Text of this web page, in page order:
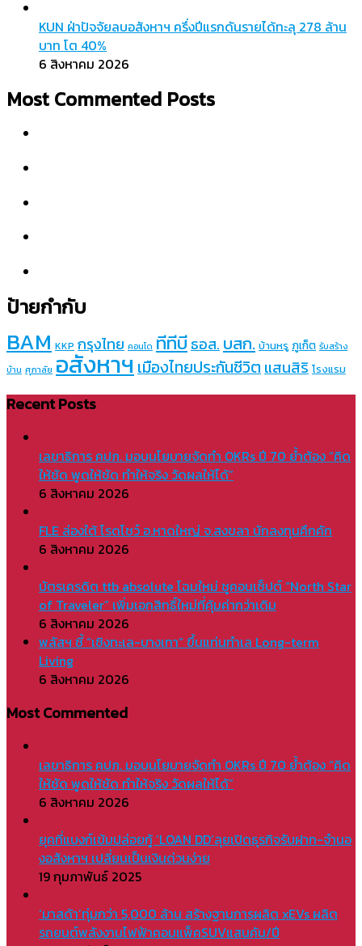
KUN ฝ่าปัจจัยลบอสังหาฯ ครึ่งปีแรกดันรายได้ทะลุ 278 ล้าน
บาท โต 40%
6 สิงหาคม 2026
Most Commented Posts
ป้ายกำกับ
BAM KKP กรุงไทย คอนโด ทีทีบีธอส.บสก. บ้านหรู ภูเก็ต รับสร้าง
บ้าน ศุภาลัย อสังหาฯเมืองไทยประกันชีวิตแสนสิริ โรงแรม
Recent Posts
เลขาธิการ คปภ. มอบนโยบายจัดทำ OKRs ปี 70 ย้ำต้อง “คิด
ให้ชัด พูดให้ชัด ทำให้จริง วัดผลให้ได้”
6 สิงหาคม 2026
FLE ล่องใต้ โรดโชว์ อ.หาดใหญ่ จ.สงขลา นักลงทุนคึกคัก
6 สิงหาคม 2026
บัตรเครดิต ttb absolute โฉมใหม่ ชูคอนเซ็ปต์ “North Star
of Traveler” เพิ่มเอกสิทธิ์ใหม่ที่คุ้มค่ากว่าเดิม
6 สิงหาคม 2026
พลัสฯ ชี้ “เชิงทะเล-บางเทา” ขึ้นแท่นทำเล Long-term
Living
6 สิงหาคม 2026
Most Commented
เลขาธิการ คปภ. มอบนโยบายจัดทำ OKRs ปี 70 ย้ำต้อง “คิด
ให้ชัด พูดให้ชัด ทำให้จริง วัดผลให้ได้”
6 สิงหาคม 2026
ยุคที่แบงก์เข้มปล่อยกู้ ‘LOAN DD’ลุยเปิดธุรกิจรับฝาก-จำนอ
งอสังหาฯ เปลี่ยนเป็นเงินด่วนง่าย
19 กุมภาพันธ์ 2025
‘มาสด้า’ทุ่มกว่า 5,000 ล้าน สร้างฐานการผลิต xEVs ผลิต
รถยนต์พลังงานไฟฟ้าคอมแพ็คSUVแสนคัน/ปี